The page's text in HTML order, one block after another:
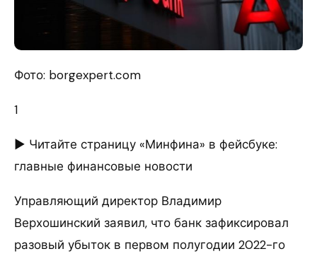
Фото: borgexpert.com
1
► Читайте страницу «Минфина» в фейсбуке:
главные финансовые новости
Управляющий директор Владимир
Верхошинский заявил, что банк зафиксировал
разовый убыток в первом полугодии 2022-го